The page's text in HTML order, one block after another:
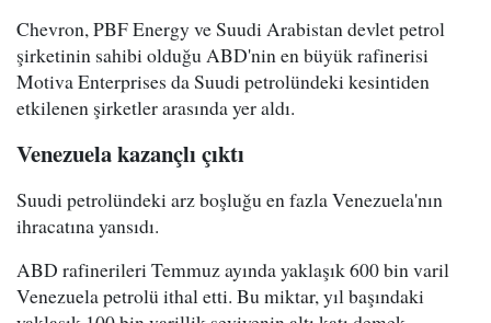
Chevron, PBF Energy ve Suudi Arabistan devlet petrol
şirketinin sahibi olduğu ABD'nin en büyük rafinerisi
Motiva Enterprises da Suudi petrolündeki kesintiden
etkilenen şirketler arasında yer aldı.
Venezuela kazançlı çıktı
Suudi petrolündeki arz boşluğu en fazla Venezuela'nın
ihracatına yansıdı.
ABD rafinerileri Temmuz ayında yaklaşık 600 bin varil
Venezuela petrolü ithal etti. Bu miktar, yıl başındaki